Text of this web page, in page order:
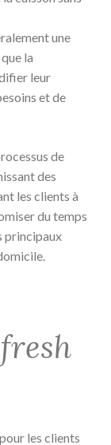
une
la
leur
et de
de
des
les clients à
du temps
principaux
les clients